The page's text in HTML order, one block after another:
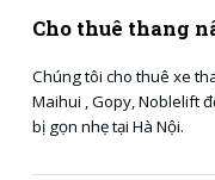
Cho thuê thang
Chúng tôi cho thuê xe
Maihui , Gopy, Noblelift
bị gọn nhẹ tại Hà Nội.